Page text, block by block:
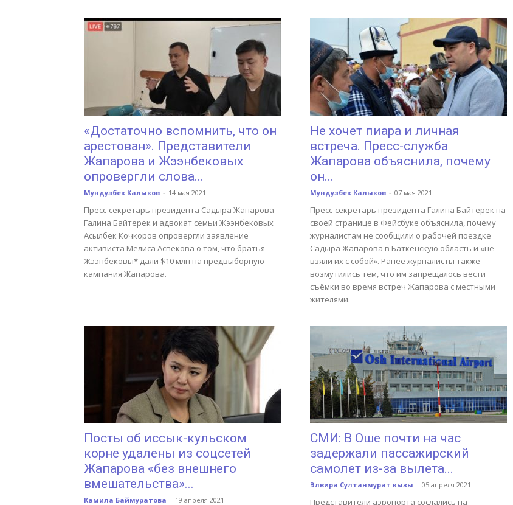
«Достаточно вспомнить, что он
арестован». Представители
Жапарова и Жээнбековых
опровергли слова...
Мундузбек Калыков - 14 мая 2021
Пресс-секретарь президента Садыра Жапарова
Галина Байтерек и адвокат семьи Жээнбековых
Асылбек Кочкоров опровергли заявление
активиста Мелиса Аспекова о том, что братья
Жээнбековы* дали $10 млн на предвыборную
кампания Жапарова.
Не хочет пиара и личная
встреча. Пресс-служба
Жапарова объяснила, почему
он...
Мундузбек Калыков - 07 мая 2021
Пресс-секретарь президента Галина Байтерек на
своей странице в Фейсбуке объяснила, почему
журналистам не сообщили о рабочей поездке
Садыра Жапарова в Баткенскую область и «не
взяли их с собой». Ранее журналисты также
возмутились тем, что им запрещалось вести
съёмки во время встреч Жапарова с местными
жителями.
Посты об иссык-кульском
корне удалены из соцсетей
Жапарова «без внешнего
вмешательства»...
Камила Баймуратова - 19 апреля 2021
СМИ: В Оше почти на час
задержали пассажирский
самолет из-за вылета...
Элвира Султанмурат кызы - 05 апреля 2021
Представители аэропорта сослались на